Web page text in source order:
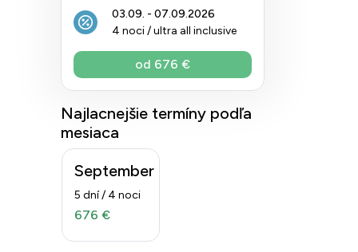
03.09. - 07.09.2026
4 noci / ultra all inclusive
od 676 €
Najlacnejšie termíny podľa
mesiaca
September
5 dní / 4 noci
676 €